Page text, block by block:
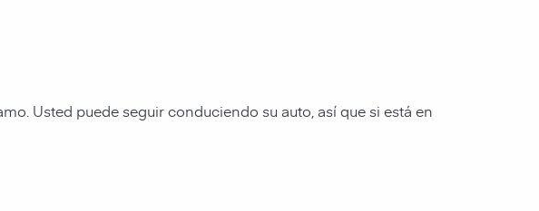
Usted puede seguir conduciendo su auto, así que si está en